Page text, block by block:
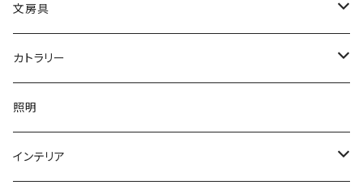
小入れ麻の葉編み
網代編み
透かし網代編み
その他
縄目差し
ござ目編み
バスケット
文房具
竹ペン
ペーパーナイフ
石を抱く竹（ペーパーウェイト）
カトラリー
お箸
菜箸
照明
インテリア